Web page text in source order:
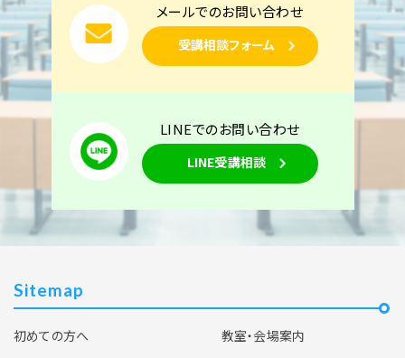
メールでのお問い合わせ
受講相談フォーム
LINEでのお問い合わせ
LINE受講相談
Sitemap
初めての方へ
教室・会場案内